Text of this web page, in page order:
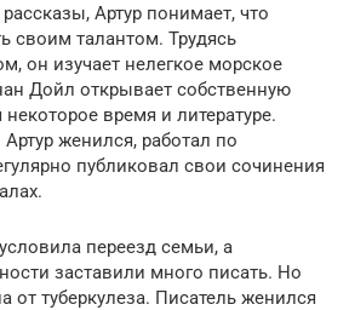
Артур понимает, что
своим талантом. Трудясь
он изучает нелегкое морское
Дойл открывает собственную
время и литературе.
женился, работал по
публиковал свои сочинения
переезд семьи, а
заставили много писать. Но
от туберкулеза. Писатель женился